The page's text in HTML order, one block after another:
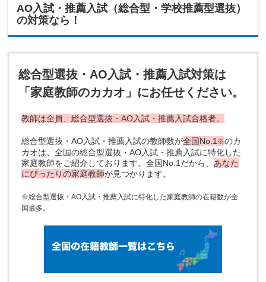
AO入試・推薦入試（総合型・学校推薦型選抜）
の対策なら！
総合型選抜・AO入試・推薦入試対策は
「家庭教師のカカオ」にお任せください。
教師は全員、総合型選抜・AO入試・推薦入試合格者。
総合型選抜・AO入試・推薦入試の教師数が全国No.1 ※のカ
カオは、全国の総合型選抜・AO入試・推薦入試に特化した
家庭教師をご紹介しております。全国No.1だから、 あなた
にぴったりの家庭教師が見つかります。
※総合型選抜・AO入試・推薦入試に特化した家庭教師の在籍数が全
国最多。